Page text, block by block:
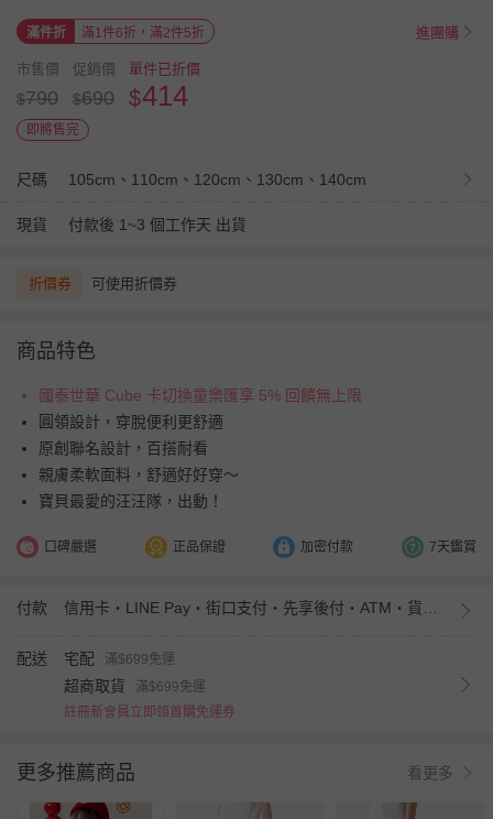
滿件折 滿1件6折，滿2件5折 進團購
市售價
$790
促銷價
$690
單件已折價
$414
即將售完
尺碼 105cm、110cm、120cm、130cm、140cm
現貨 付款後 1~3 個工作天 出貨
折價券 可使用折價券
商品特色
國泰世華 Cube 卡切換童樂匯享 5% 回饋無上限
圓領設計，穿脫便利更舒適
原創聯名設計，百搭耐看
親膚柔軟面料，舒適好好穿～
寶貝最愛的汪汪隊，出動！
口碑嚴選 正品保證 加密付款 7天鑑賞
付款
配送 宅配 滿$699免運
超商取貨
滿$699免運
註冊新會員立即領首購免運券
更多推薦商品 看更多